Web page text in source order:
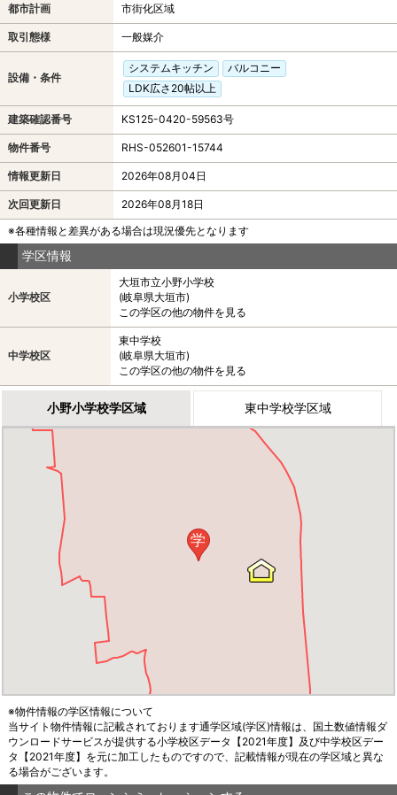
都市計画 市街化区域
取引態様 一般媒介
設備・条件
システムキッチン
バルコニー
LDK広さ20帖以上
建築確認番号 KS125-0420-59563号
物件番号 RHS-052601-15744
情報更新日 2026年08月04日
次回更新日
2026年08月18日
※各種情報と差異がある場合は現況優先となります
学区情報
小学校区
大垣市立小野小学校
(岐阜県大垣市)
この学区の他の物件を見る
中学校区
東中学校
(岐阜県大垣市)
この学区の他の物件を見る
小野小学校学区域 東中学校学区域
学
※物件情報の学区情報について
当サイト物件情報に記載されております通学区域(学区)情報は、国土数値情報ダ
ウンロードサービスが提供する小学校区データ【2021年度】及び中学校区デー
タ【2021年度】を元に加工したものですので、記載情報が現在の学区域と異な
る場合がございます。